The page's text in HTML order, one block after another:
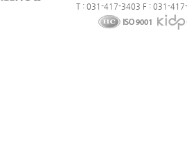
T : 031-417-3403 F : 031-